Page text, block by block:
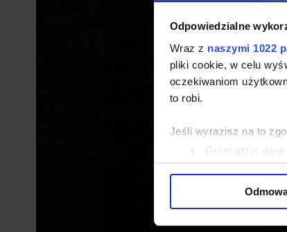
Odpowiedzialne
Wraz z naszymi 1022
pliki cookie, w celu
oczekiwaniom
to robi.
Jeśli wyrazisz na to
Gromadzić
Identyfikować